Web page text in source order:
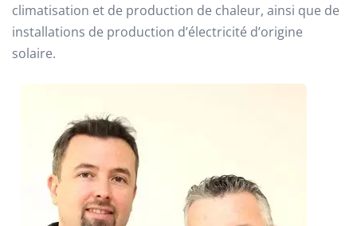
climatisation et de production de chaleur, ainsi que de
installations de production d’électricité d’origine
solaire.